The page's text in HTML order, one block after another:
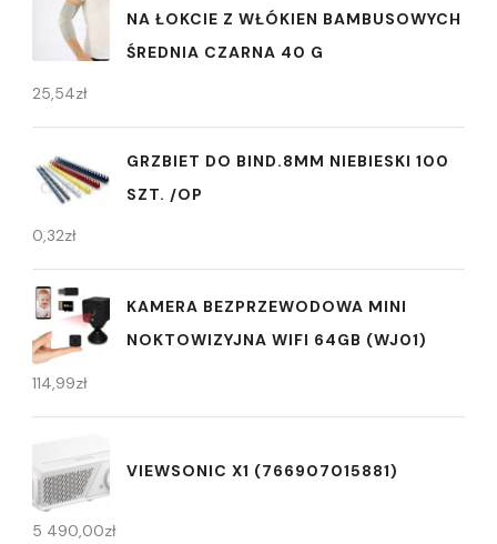
NA ŁOKCIE Z WŁÓKIEN BAMBUSOWYCH
ŚREDNIA CZARNA 40 G
25,54zł
GRZBIET DO BIND.8MM NIEBIESKI 100
SZT. /OP
0,32zł
KAMERA BEZPRZEWODOWA MINI
NOKTOWIZYJNA WIFI 64GB (WJ01)
114,99zł
VIEWSONIC X1 (766907015881)
5 490,00zł